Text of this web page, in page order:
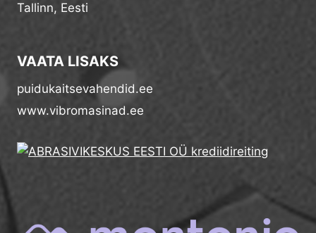
Tallinn, Eesti
VAATA LISAKS
puidukaitsevahendid.ee
www.vibromasinad.ee